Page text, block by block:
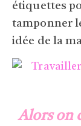
étiquettes
tamponner
idée de la
Alors on